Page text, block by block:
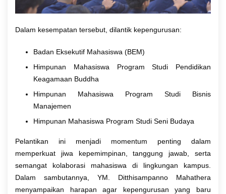
Dalam kesempatan tersebut, dilantik kepengurusan:
Badan Eksekutif Mahasiswa (BEM)
Himpunan Mahasiswa Program Studi Pendidikan
Keagamaan Buddha
Himpunan Mahasiswa Program Studi Bisnis
Manajemen
Himpunan Mahasiswa Program Studi Seni Budaya
Pelantikan ini menjadi momentum penting dalam
memperkuat jiwa kepemimpinan, tanggung jawab, serta
semangat kolaborasi mahasiswa di lingkungan kampus.
Dalam sambutannya, YM. Ditthisampanno Mahathera
menyampaikan harapan agar kepengurusan yang baru